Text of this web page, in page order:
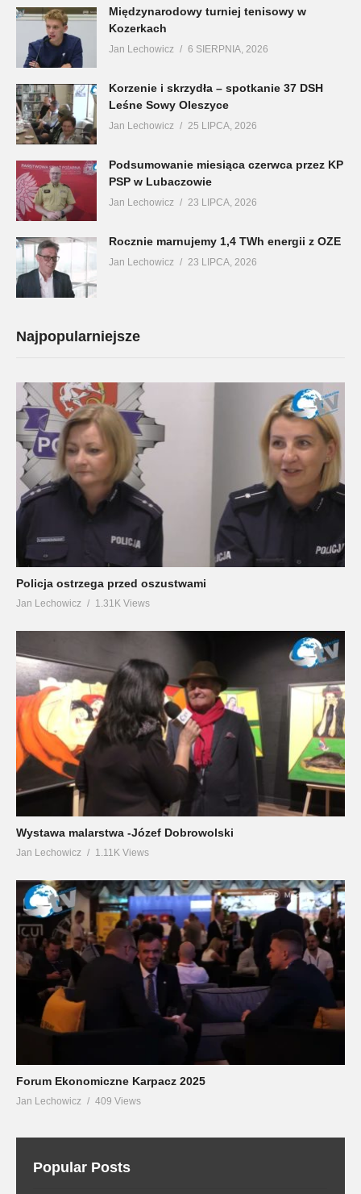
Międzynarodowy turniej tenisowy w
Kozerkach
Jan Lechowicz 6 SIERPNIA, 2026
Korzenie i skrzydła – spotkanie 37 DSH
Leśne Sowy Oleszyce
Jan Lechowicz 25 LIPCA, 2026
Podsumowanie miesiąca czerwca przez KP
PSP w Lubaczowie
Jan Lechowicz 23 LIPCA, 2026
Rocznie marnujemy 1,4 TWh energii z OZE
Jan Lechowicz 23 LIPCA, 2026
Najpopularniejsze
Policja ostrzega przed oszustwami
Jan Lechowicz 1.31K Views
Wystawa malarstwa -Józef Dobrowolski
Jan Lechowicz 1.11K Views
Forum Ekonomiczne Karpacz 2025
Jan Lechowicz 409 Views
Popular Posts